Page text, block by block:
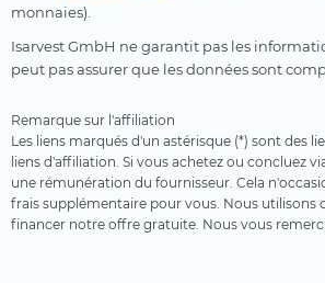
monnaies).
Isarvest GmbH ne garantit pas les
peut pas assurer que les données sont
Remarque sur l'affiliation
Les liens marqués d'un astérisque (*) sont des
liens d'affiliation. Si vous achetez ou concluez
une rémunération du fournisseur. Cela
frais supplémentaire pour vous. Nous utilisons
financer notre offre gratuite. Nous vous